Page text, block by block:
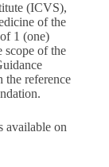
(ICVS),
of the
1 (one)
scope of the
reference
available on